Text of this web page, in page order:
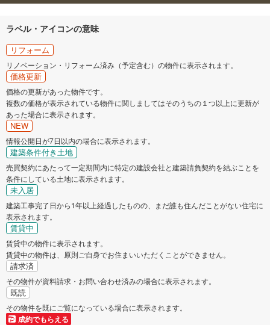
ラベル・アイコンの意味
リフォーム
リノベーション・リフォーム済み（予定含む）の物件に表示されます。
価格更新
価格の更新があった物件です。
複数の価格が表示されている物件に関しましてはそのうちの１つ以上に更新が
あった場合に表示されます。
NEW
情報公開日が7日以内の場合に表示されます。
建築条件付き土地
売買契約にあたって一定期間内に特定の建設会社と建築請負契約を結ぶことを
条件にしている土地に表示されます。
未入居
建築工事完了日から1年以上経過したものの、まだ誰も住んだことがない住宅に
表示されます。
賃貸中
賃貸中の物件に表示されます。
賃貸中の物件は、原則ご自身でお住まいいただくことができません。
請求済
その物件が資料請求・お問い合わせ済みの場合に表示されます。
既読
その物件を既にご覧になっている場合に表示されます。
成約でもらえる